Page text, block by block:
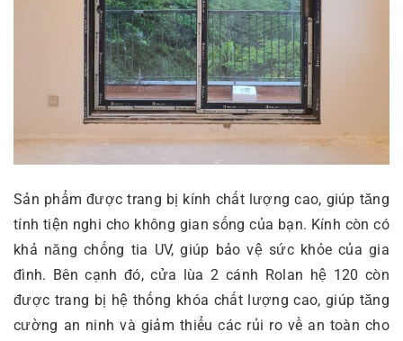
Sản phẩm được trang bị kính chất lượng cao, giúp tăng
tính tiện nghi cho không gian sống của bạn. Kính còn có
khả năng chống tia UV, giúp bảo vệ sức khỏe của gia
đình. Bên cạnh đó, cửa lùa 2 cánh Rolan hệ 120 còn
được trang bị hệ thống khóa chất lượng cao, giúp tăng
cường an ninh và giảm thiểu các rủi ro về an toàn cho